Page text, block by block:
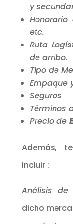
y
Honorario
etc.
Ruta
de arribo.
Tipo de
Empaque
Seguros
Términos
Precio de
Además,
incluir :
Análisis de
dicho